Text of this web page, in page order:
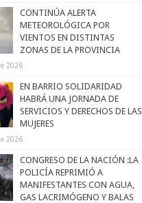
CONTINÚA ALERTA
METEOROLÓGICA POR
VIENTOS EN DISTINTAS
ZONAS DE LA PROVINCIA
2026
EN BARRIO SOLIDARIDAD
HABRÁ UNA JORNADA DE
SERVICIOS Y DERECHOS DE LAS
MUJERES
2026
CONGRESO DE LA NACIÓN :LA
POLICÍA REPRIMIÓ A
MANIFESTANTES CON AGUA,
GAS LACRIMÓGENO Y BALAS